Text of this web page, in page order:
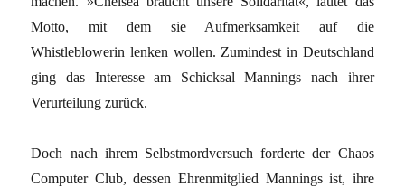
Motto, mit dem sie Aufmerksamkeit auf die
Whistleblowerin lenken wollen. Zumindest in Deutschland
ging das Interesse am Schicksal Mannings nach ihrer
Verurteilung zurück.
Doch nach ihrem Selbstmordversuch forderte der Chaos
Computer Club, dessen Ehrenmitglied Mannings ist, ihre